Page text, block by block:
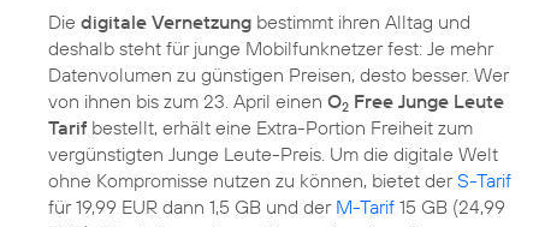
Die digitale Vernetzung bestimmt ihren Alltag und
deshalb steht für junge Mobilfunknetzer fest: Je mehr
Datenvolumen zu günstigen Preisen, desto besser. Wer
von ihnen bis zum 23. April einen O2 Free Junge Leute
Tarif bestellt, erhält eine Extra-Portion Freiheit zum
vergünstigten Junge Leute-Preis. Um die digitale Welt
ohne Kompromisse nutzen zu können, bietet derS-Tarif
für 19,99 EUR dann 1,5 GB und der M-Tarif 15 GB (24,99